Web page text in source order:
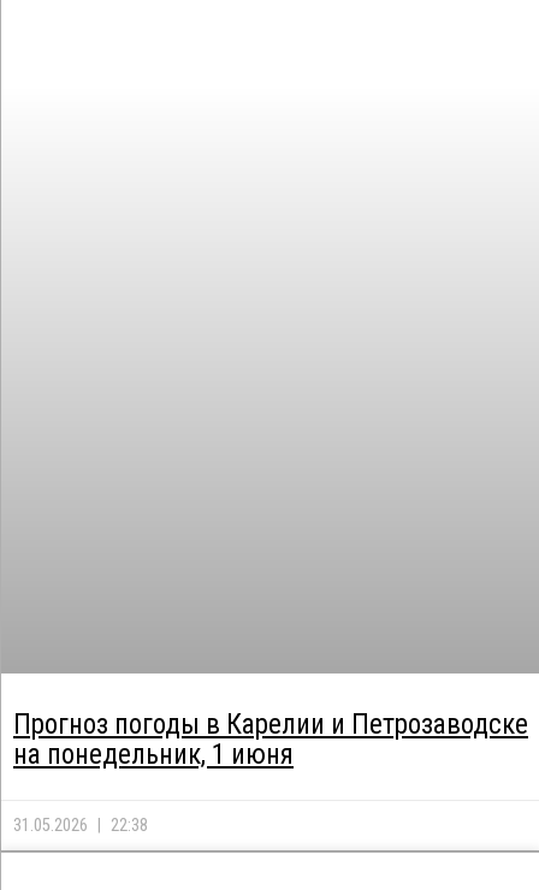
Прогноз погоды в Карелии и Петрозаводске
на понедельник, 1 июня
31.05.2026 22:38